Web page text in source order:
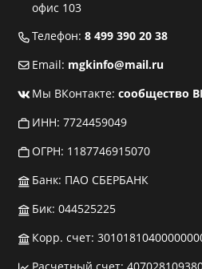
офис 103
Телефон: 8 499 390 20 38
Email: mgkinfo@mail.ru
Мы ВКонтакте: сообщество
ИНН: 7724459049
ОГРН: 1187746915070
Банк: ПАО СБЕРБАНК
Бик: 044525225
Корр. счет: